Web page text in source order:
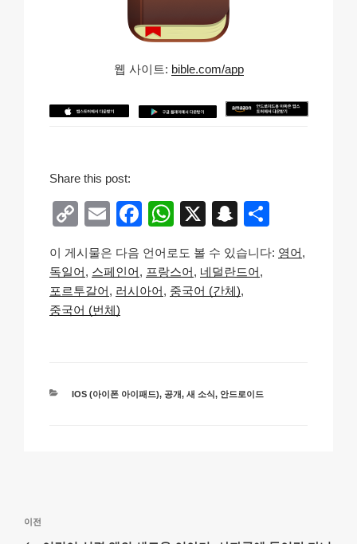
웹 사이트: bible.com/app
Share this post:
C
o
p
y
Li
E
m
ail
F
a
c
e
k
W
at
s
X
S
a
p
ar
이 게시물은 다음 언어로도 볼 수 있습니다: 영어
독일어
스페인어 프랑스어
네덜란드어
포르투갈어
러시아어
중국어 (간체)
중국어 (번체)
카
IOS (아이폰 아이패드), 공개, 새 소식, 안드로이드
이
이전